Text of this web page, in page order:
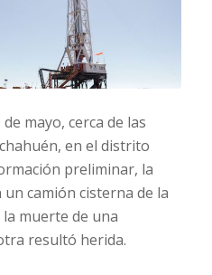
mayo, cerca de las
en el distrito
preliminar, la
camión cisterna de la
muerte de una
resultó herida.